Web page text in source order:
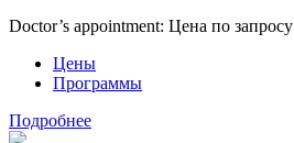
Doctor’s appointment: Цена по запросу
Цены
Программы
Подробнее